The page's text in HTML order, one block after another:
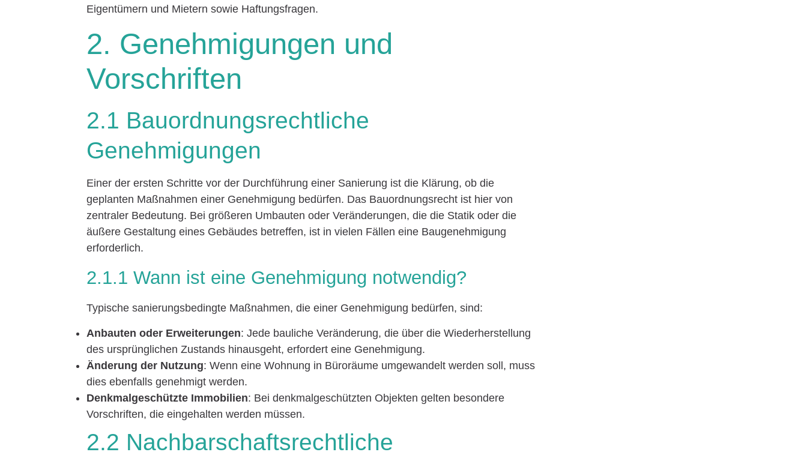
Eigentümern und Mietern sowie Haftungsfragen.
2. Genehmigungen und
Vorschriften
2.1 Bauordnungsrechtliche
Genehmigungen
Einer der ersten Schritte vor der Durchführung einer Sanierung ist die Klärung, ob die
geplanten Maßnahmen einer Genehmigung bedürfen. Das Bauordnungsrecht ist hier von
zentraler Bedeutung. Bei größeren Umbauten oder Veränderungen, die die Statik oder die
äußere Gestaltung eines Gebäudes betreffen, ist in vielen Fällen eine Baugenehmigung
erforderlich.
2.1.1 Wann ist eine Genehmigung notwendig?
Typische sanierungsbedingte Maßnahmen, die einer Genehmigung bedürfen, sind:
Anbauten oder Erweiterungen: Jede bauliche Veränderung, die über die Wiederherstellung
des ursprünglichen Zustands hinausgeht, erfordert eine Genehmigung.
Änderung der Nutzung: Wenn eine Wohnung in Büroräume umgewandelt werden soll, muss
dies ebenfalls genehmigt werden.
Denkmalgeschützte Immobilien: Bei denkmalgeschützten Objekten gelten besondere
Vorschriften, die eingehalten werden müssen.
2.2 Nachbarschaftsrechtliche